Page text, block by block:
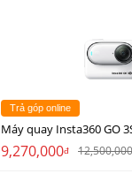
Trả góp online
Máy quay Insta360 GO
9,270,000đ 12,500,000